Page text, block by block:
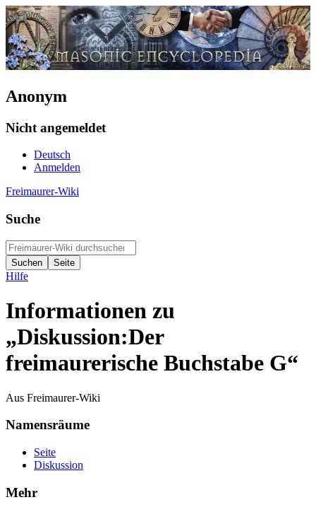
Anonym
Nicht angemeldet
Deutsch
Anmelden
Freimaurer-Wiki
Suche
Hilfe
Informationen zu
„Diskussion:Der
freimaurerische Buchstabe G“
Aus Freimaurer-Wiki
Namensräume
Seite
Diskussion
Mehr